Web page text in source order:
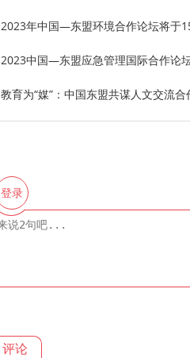
2023年中国—东盟环境合作论坛将于
2023中国—东盟应急管理国际合作论
教育为“媒”：中国东盟共谋人文交流
登录
评论